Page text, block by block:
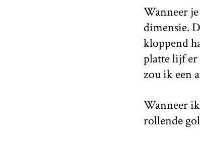
Wanneer
dimensie.
kloppend
platte lijf er
zou ik een
Wanneer
rollende